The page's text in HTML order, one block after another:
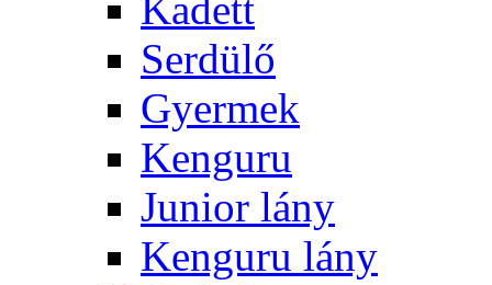
Serdülő
Gyermek
Kenguru
Junior lány
Kenguru lány